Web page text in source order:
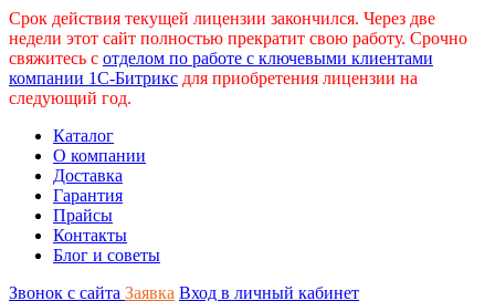
Срок действия текущей лицензии закончился. Через две
недели этот сайт полностью прекратит свою работу. Срочно
свяжитесь с отделом по работе с ключевыми клиентами
компании 1С-Битрикс для приобретения лицензии на
следующий год.
Каталог
О компании
Доставка
Гарантия
Прайсы
Контакты
Блог и советы
Звонок с сайта Заявка Вход в личный кабинет